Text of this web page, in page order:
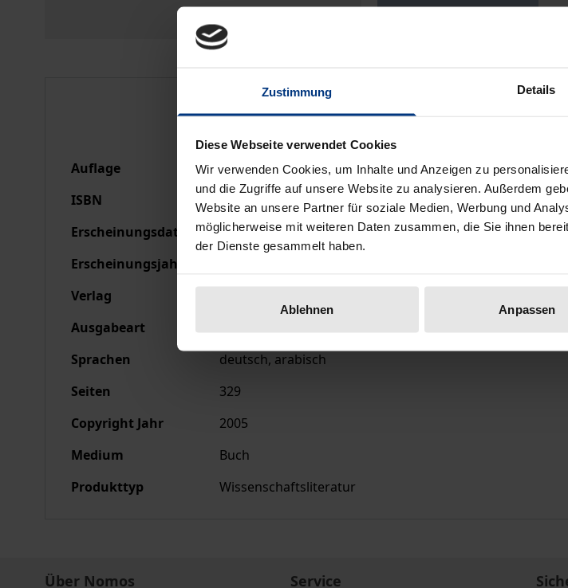
Zustimmung Details
Diese Webseite verwendet Cookies
Wir verwenden Cookies, um Inhalte und Anzeigen zu
und die Zugriffe auf unsere Website zu analysieren. Außerdem
Website an unsere Partner für soziale Medien, Werbung und
möglicherweise mit weiteren Daten zusammen, die Sie ihnen
der Dienste gesammelt haben.
Ablehnen Anpassen
Bibliografische Angaben
Auflage
1
ISBN
978-3-89913-463-6
Erscheinungsdatum
01.12.2005
Erscheinungsjahr
Verlag
Ausgabeart
Sprachen
deutsch, arabisch
Seiten
329
Copyright Jahr
2005
Medium
Buch
Produkttyp
Wissenschaftsliteratur
Über Nomos Service